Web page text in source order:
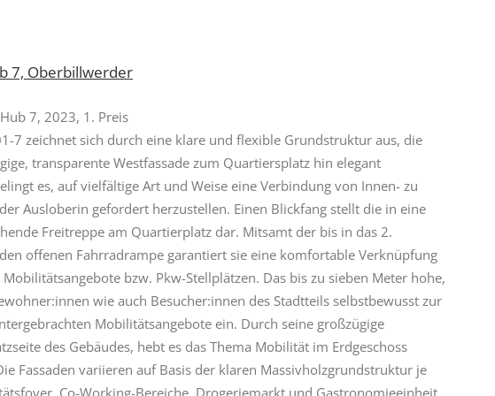
7, Oberbillwerder
7, 2023, 1. Preis
7 zeichnet sich durch eine klare und flexible Grundstruktur aus, die
transparente Westfassade zum Quartiersplatz hin elegant
es, auf vielfältige Art und Weise eine Verbindung von Innen- zu
Ausloberin gefordert herzustellen. Einen Blickfang stellt die in eine
Freitreppe am Quartierplatz dar. Mitsamt der bis in das 2.
offenen Fahrradrampe garantiert sie eine komfortable Verknüpfung
bzw. Pkw-Stellplätzen. Das bis zu sieben Meter hohe,
wie auch Besucher:innen des Stadtteils selbstbewusst zur
Mobilitätsangebote ein. Durch seine großzügige
des Gebäudes, hebt es das Thema Mobilität im Erdgeschoss
Fassaden variieren auf Basis der klaren Massivholzgrundstruktur je
Co-Working-Bereiche, Drogeriemarkt und Gastronomieeinheit